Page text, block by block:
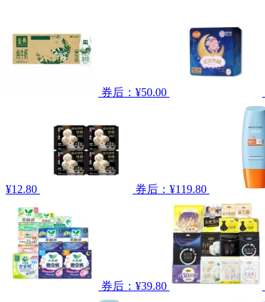
券后：¥50.00
¥12.80 券后：¥119.80
券后：¥39.80